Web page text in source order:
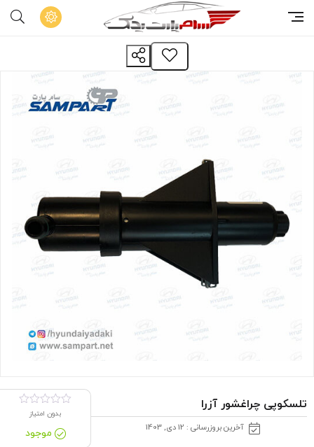
تلسکوپی چراغشور آزرا
آخرین بروزرسانی : 12 دی, 1403
بدون امتیاز
موجود